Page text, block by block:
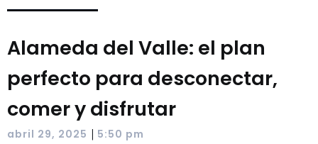
Alameda del Valle: el plan
perfecto para desconectar,
comer y disfrutar
abril 29, 2025 | 5:50 pm